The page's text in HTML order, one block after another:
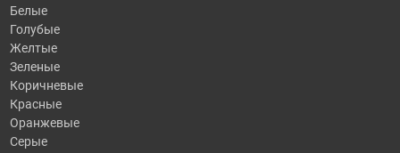
Белые
Голубые
Желтые
Зеленые
Коричневые
Красные
Оранжевые
Серые